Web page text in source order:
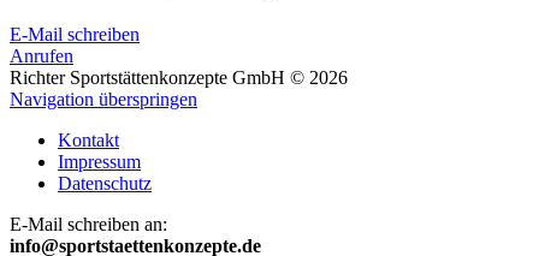
E-Mail schreiben
Anrufen
Richter Sportstättenkonzepte GmbH © 2026
Navigation überspringen
Kontakt
Impressum
Datenschutz
E-Mail schreiben an:
info@sportstaettenkonzepte.de